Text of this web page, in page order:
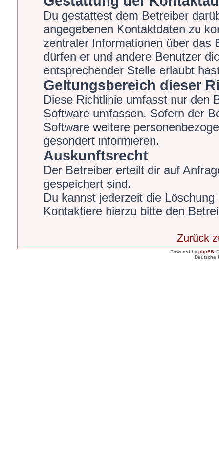
Du gestattest dem Betreiber
angegebenen Kontaktdaten zu
zentraler Informationen über das
dürfen er und andere Benutzer
entsprechender Stelle erlaubt
Geltungsbereich dieser
Diese Richtlinie umfasst nur den
Software umfassen. Sofern der
Software weitere
gesondert informieren.
Auskunftsrecht
Der Betreiber erteilt dir auf
gespeichert sind.
Du kannst jederzeit die
Kontaktiere hierzu bitte den
Zurück
Powered by phpBB
Deutsche